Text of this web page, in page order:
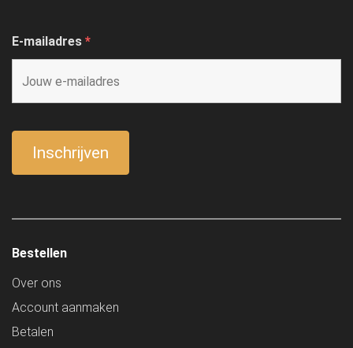
E-mailadres *
Bestellen
Over ons
Account aanmaken
Betalen